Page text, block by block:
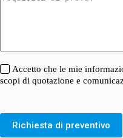
Accetto che le mie
scopi di quotazione e
Richiesta di preventivo